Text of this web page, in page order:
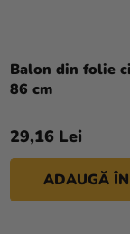
Balon din folie
86 cm
29,16 Lei
ADAUGĂ